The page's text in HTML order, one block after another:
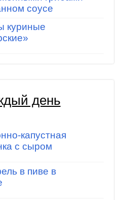
соусе
куриные
день
капустная
с сыром
в пиве в